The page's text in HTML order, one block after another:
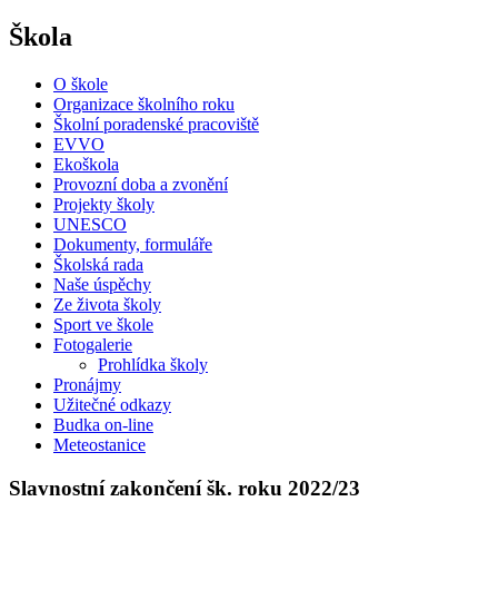
Škola
O škole
Organizace školního roku
Školní poradenské pracoviště
EVVO
Ekoškola
Provozní doba a zvonění
Projekty školy
UNESCO
Dokumenty, formuláře
Školská rada
Naše úspěchy
Ze života školy
Sport ve škole
Fotogalerie
Prohlídka školy
Pronájmy
Užitečné odkazy
Budka on-line
Meteostanice
Slavnostní zakončení šk. roku 2022/23